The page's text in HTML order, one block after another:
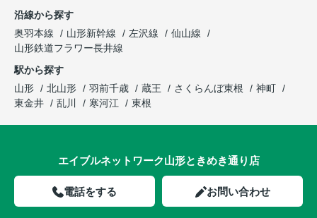
沿線から探す
奥羽本線
山形新幹線 左沢線
仙山線
山形鉄道フラワー長井線
駅から探す
山形
北山形 羽前千歳 蔵王 さくらんぼ東根
神町
東金井
乱川 寒河江 東根
エイブルネットワーク山形ときめき通り店
電話をする お問い合わせ